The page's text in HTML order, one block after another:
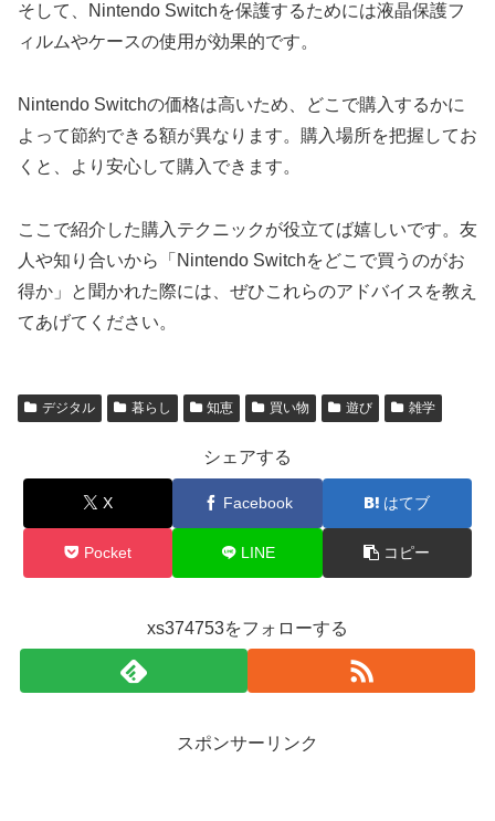
そして、Nintendo Switchを保護するためには液晶保護フ
ィルムやケースの使用が効果的です。
Nintendo Switchの価格は高いため、どこで購入するかに
よって節約できる額が異なります。購入場所を把握してお
くと、より安心して購入できます。
ここで紹介した購入テクニックが役立てば嬉しいです。友
人や知り合いから「Nintendo Switchをどこで買うのがお
得か」と聞かれた際には、ぜひこれらのアドバイスを教え
てあげてください。
デジタル 暮らし 知恵 買い物 遊び 雑学
シェアする
X Facebook はてブ
Pocket LINE コピー
xs374753をフォローする
スポンサーリンク